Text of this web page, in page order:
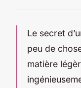
Le secret
peu de
matière